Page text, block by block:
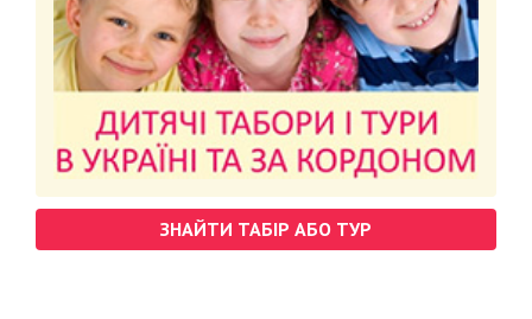
ЗНАЙТИ ТАБІР АБО ТУР